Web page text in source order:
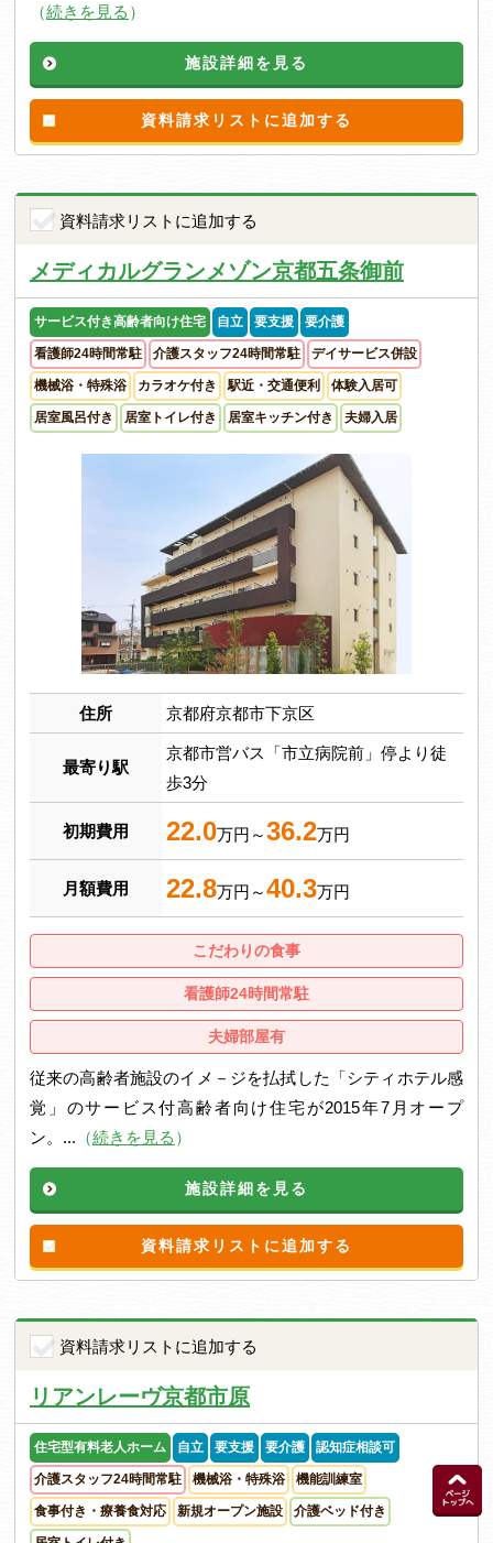
（続きを見る ）
施設詳細を見る
資料請求リストに追加する
資料請求リストに追加する
メディカルグランメゾン京都五条御前
サービス付き高齢者向け住宅 自立 要支援 要介護
看護師24時間常駐 介護スタッフ24時間常駐 デイサービス併設
機械浴・特殊浴 カラオケ付き 駅近・交通便利 体験入居可
居室風呂付き 居室トイレ付き 居室キッチン付き 夫婦入居
住所 京都府京都市下京区
最寄り駅
京都市営バス「市立病院前」停より徒
歩3分
初期費用 22.0万円～36.2万円
月額費用 22.8万円～40.3万円
こだわりの食事
看護師24時間常駐
夫婦部屋有
従来の高齢者施設のイメ－ジを払拭した「シティホテル感
覚」のサービス付高齢者向け住宅が2015年7月オープ
ン。... （続きを見る ）
施設詳細を見る
資料請求リストに追加する
資料請求リストに追加する
リアンレーヴ京都市原
住宅型有料老人ホーム 自立 要支援 要介護 認知症相談可
介護スタッフ24時間常駐 機械浴・特殊浴 機能訓練室
食事付き・療養食対応 新規オープン施設 介護ベッド付き